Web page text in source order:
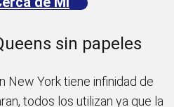
sin papeles
New York tiene infinidad de
todos los utilizan ya que la